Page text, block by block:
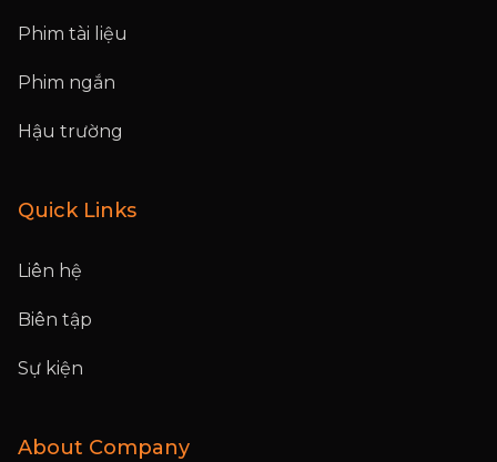
Phim tài liệu
Phim ngắn
Hậu trường
Quick Links
Liên hệ
Biên tập
Sự kiện
About Company